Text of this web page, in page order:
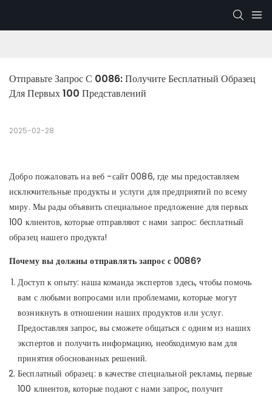
Отправьте Запрос С 0086: Получите Бесплатный Образец
Для Первых 100 Представлений
2025-02-28
Добро пожаловать на веб -сайт 0086, где мы предоставляем
исключительные продукты и услуги для предприятий по всему
миру. Мы рады объявить специальное предложение для первых
100 клиентов, которые отправляют с нами запрос: бесплатный
образец нашего продукта!
Почему вы должны отправлять запрос с 0086?
Доступ к опыту: наша команда экспертов здесь, чтобы помочь
вам с любыми вопросами или проблемами, которые могут
возникнуть в отношении наших продуктов или услуг.
Предоставляя запрос, вы сможете общаться с одним из наших
экспертов и получить информацию, необходимую вам для
принятия обоснованных решений.
Бесплатный образец: в качестве специальной рекламы, первые
100 клиентов, которые подают с нами запрос, получит